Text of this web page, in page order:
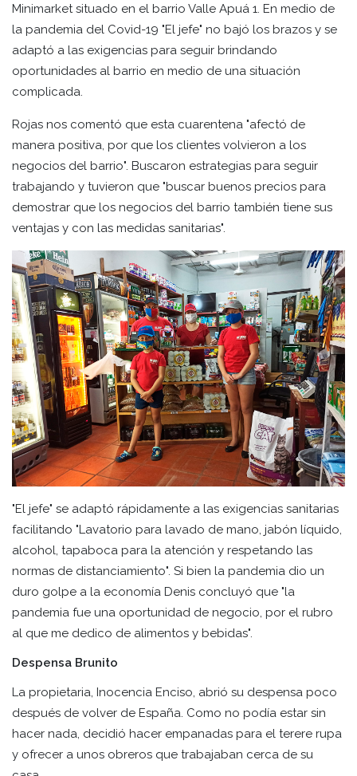
Minimarket situado en el barrio Valle Apuá 1. En medio de
la pandemia del Covid-19 "El jefe" no bajó los brazos y se
adaptó a las exigencias para seguir brindando
oportunidades al barrio en medio de una situación
complicada.
Rojas nos comentó que esta cuarentena "afectó de
manera positiva, por que los clientes volvieron a los
negocios del barrio". Buscaron estrategias para seguir
trabajando y tuvieron que "buscar buenos precios para
demostrar que los negocios del barrio también tiene sus
ventajas y con las medidas sanitarias".
"El jefe" se adaptó rápidamente a las exigencias sanitarias
facilitando "Lavatorio para lavado de mano, jabón líquido,
alcohol, tapaboca para la atención y respetando las
normas de distanciamiento". Si bien la pandemia dio un
duro golpe a la economía Denis concluyó que "la
pandemia fue una oportunidad de negocio, por el rubro
al que me dedico de alimentos y bebidas".
Despensa Brunito
La propietaria, Inocencia Enciso, abrió su despensa poco
después de volver de España. Como no podía estar sin
hacer nada, decidió hacer empanadas para el terere rupa
y ofrecer a unos obreros que trabajaban cerca de su